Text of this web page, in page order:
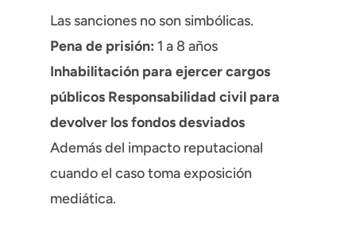
Las sanciones no son simbólicas.
Pena de prisión: 1 a 8 años
Inhabilitación para ejercer cargos
públicos Responsabilidad civil para
devolver los fondos desviados
Además del impacto reputacional
cuando el caso toma exposición
mediática.